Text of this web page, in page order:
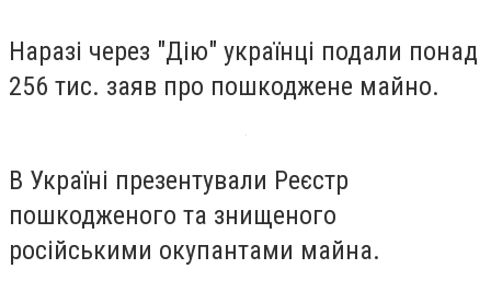
Наразі через "Дію" українці подали понад
256 тис. заяв про пошкоджене майно.
В Україні презентували Реєстр
пошкодженого та знищеного
російськими окупантами майна.